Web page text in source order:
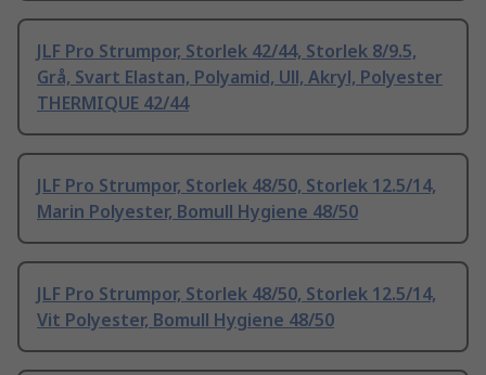
JLF Pro Strumpor, Storlek 42/44, Storlek 8/9.5,
Grå, Svart Elastan, Polyamid, Ull, Akryl, Polyester
THERMIQUE 42/44
JLF Pro Strumpor, Storlek 48/50, Storlek 12.5/14,
Marin Polyester, Bomull Hygiene 48/50
JLF Pro Strumpor, Storlek 48/50, Storlek 12.5/14,
Vit Polyester, Bomull Hygiene 48/50